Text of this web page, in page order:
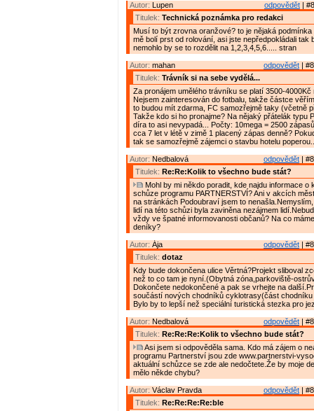
odpovědět |
Autor: Lupen
Titulek: Technická poznámka pro redakci
Musí to být zrovna oranžové? to je nějaká
mě bolí prst od rolování, asi jste nepředpokládali tak
nemohlo by se to rozdělit na 1,2,3,4,5,6..... stran
odpovědět |
Autor: mahan
Titulek: Trávník si na sebe vydělá...
Za pronájem umělého trávníku se platí 3500-4000Kč
Nejsem zainteresován do fotbalu, takže částce
to budou mít zdarma, FC samozřejmě taky (včetně
Takže kdo si ho pronajme? Na nějaký přátelák typu
díra to asi nevypadá... Počty: 10mega = 2500
cca 7 let v létě v zimě 1 placený zápas denně?
tak se samozřejmě zájemci o stavbu hotelu
odpovědět |
Autor: Nedbalová
Titulek: Re:Re:Kolik to všechno bude stát?
Mohl by mi někdo poradit, kde najdu informace o
schůze programu PARTNERSTVÍ? Ani v akcích
na stránkách Podoubraví jsem to
lidí na této schůzi byla zaviněna nezájmem
vždy ve špatné informovanosti občanů? Na co
deníky?
odpovědět |
Autor: Ája
Titulek: dotaz
Kdy bude dokončena ulice Věrtná?Projekt sliboval
než to co tam je nyní.(Obytná zóna,parkoviště-
Dokončete nedokončené a pak se vrhejte na
součástí nových chodníků cyklotrasy(část
Bylo by to lepší než speciální turistická stezka pro
odpovědět |
Autor: Nedbalová
Titulek: Re:Re:Re:Kolik to všechno bude stát?
Asi jsem si odpověděla sama. Kdo má zájem o
programu Partnerství jsou zde www.partnerstvi-
aktuální schůzce se zde ale nedočtete.Že by moje
mělo někde chybu?
odpovědět |
Autor: Václav Pravda
Titulek: Re:Re:Re:Re:ble